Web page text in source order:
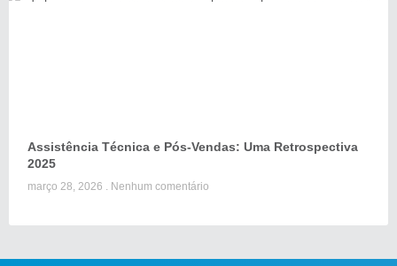
Assistência Técnica e Pós-Vendas: Uma Retrospectiva
2025
março 28, 2026 Nenhum comentário